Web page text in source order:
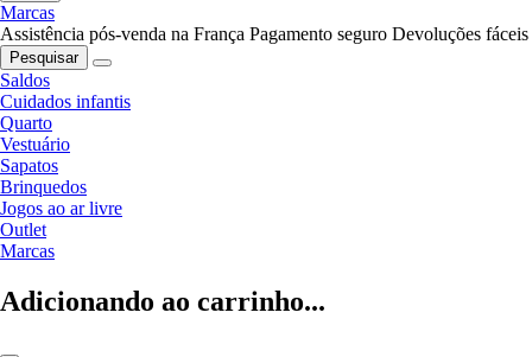
Marcas
Assistência pós-venda na França Pagamento seguro Devoluções fáceis
Pesquisar
Saldos
Cuidados infantis
Quarto
Vestuário
Sapatos
Brinquedos
Jogos ao ar livre
Outlet
Marcas
Adicionando ao carrinho...